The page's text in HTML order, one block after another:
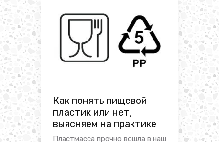
Как понять пищевой
пластик или нет,
выясняем на практике
Пластмасса прочно вошла в наш